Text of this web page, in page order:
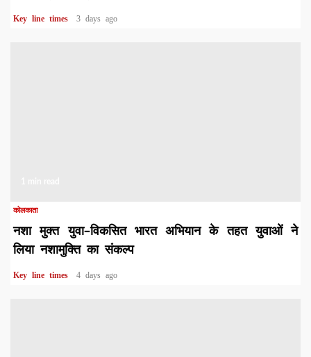
Key line times 3 days ago
कोलकाता
नशा मुक्त युवा–विकसित भारत अभियान के तहत युवाओं ने
लिया नशामुक्ति का संकल्प
Key line times 4 days ago